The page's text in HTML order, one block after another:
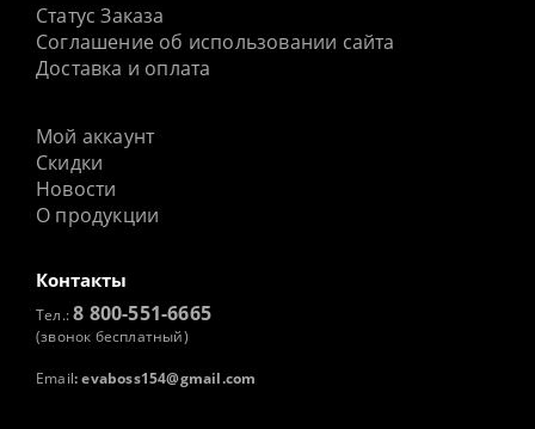
Статус Заказа
Соглашение об использовании сайта
Доставка и оплата
Мой аккаунт
Скидки
Новости
О продукции
Контакты
Тел.:8 800-551-6665
(звонок бесплатный)
Email: evaboss154@gmail.com